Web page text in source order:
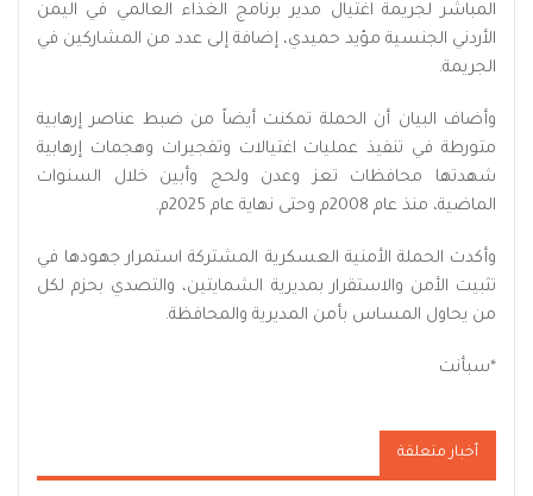
المباشر لجريمة اغتيال مدير برنامج الغذاء العالمي في اليمن
الأردني الجنسية مؤيد حميدي، إضافة إلى عدد من المشاركين في
الجريمة.
وأضاف البيان أن الحملة تمكنت أيضاً من ضبط عناصر إرهابية
متورطة في تنفيذ عمليات اغتيالات وتفجيرات وهجمات إرهابية
شهدتها محافظات تعز وعدن ولحج وأبين خلال السنوات
الماضية، منذ عام 2008م وحتى نهاية عام 2025م.
وأكدت الحملة الأمنية العسكرية المشتركة استمرار جهودها في
تثبيت الأمن والاستقرار بمديرية الشمايتين، والتصدي بحزم لكل
من يحاول المساس بأمن المديرية والمحافظة.
*سبأنت
أخبار متعلقة